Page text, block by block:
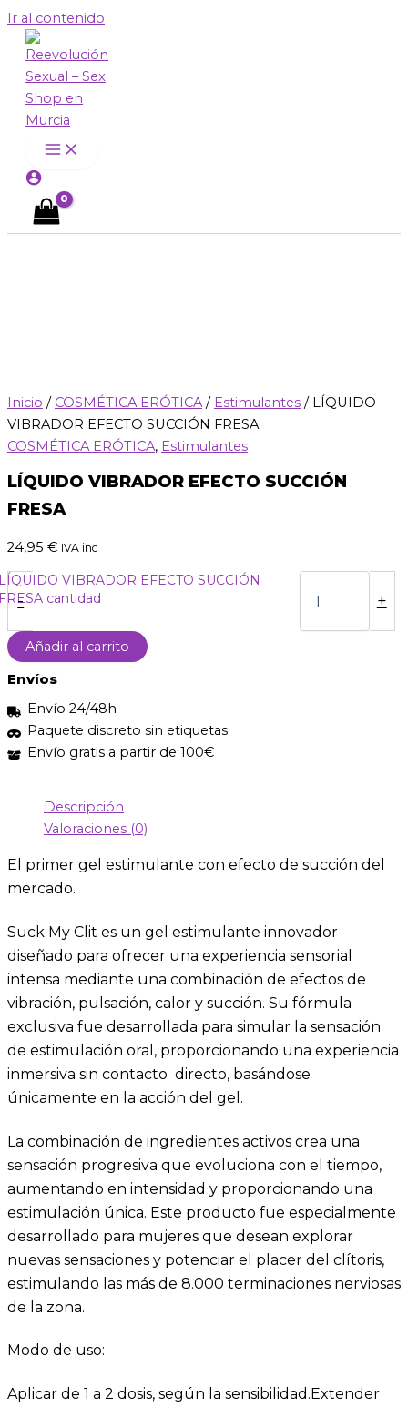
Ir al contenido
Inicio / COSMÉTICA ERÓTICA/ Estimulantes / LÍQUIDO
VIBRADOR EFECTO SUCCIÓN FRESA
COSMÉTICA ERÓTICA, Estimulantes
LÍQUIDO VIBRADOR EFECTO SUCCIÓN
FRESA
24,95 € IVA inc
-
VIBRADOR EFECTO SUCCIÓN
cantidad
+
Añadir al carrito
Envíos
Envío 24/48h
Paquete discreto sin etiquetas
Envío gratis a partir de 100€
Descripción
Valoraciones (0)
El primer gel estimulante con efecto de succión del
mercado.
Suck My Clit es un gel estimulante innovador
diseñado para ofrecer una experiencia sensorial
intensa mediante una combinación de efectos de
vibración, pulsación, calor y succión. Su fórmula
exclusiva fue desarrollada para simular la sensación
de estimulación oral, proporcionando una experiencia
inmersiva sin contacto directo, basándose
únicamente en la acción del gel.
La combinación de ingredientes activos crea una
sensación progresiva que evoluciona con el tiempo,
aumentando en intensidad y proporcionando una
estimulación única. Este producto fue especialmente
desarrollado para mujeres que desean explorar
nuevas sensaciones y potenciar el placer del clítoris,
estimulando las más de 8.000 terminaciones nerviosas
de la zona.
Modo de uso:
Aplicar de 1 a 2 dosis, según la sensibilidad.Extender